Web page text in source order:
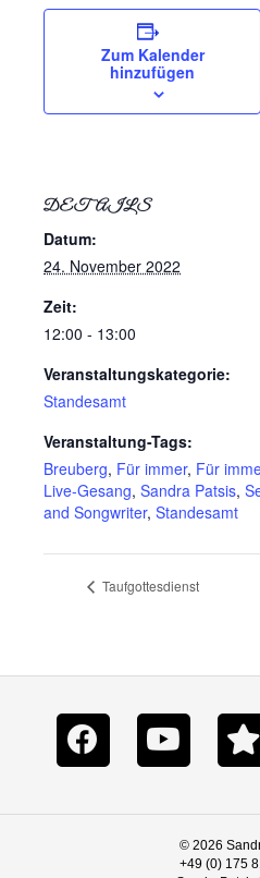
Zum Kalender
hinzufügen
DETAILS
Datum:
24. November 2022
Zeit:
12:00 - 13:00
Veranstaltungskategorie:
Standesamt
Veranstaltung-Tags:
Breuberg, Für immer, Für
Live-Gesang, Sandra Patsis,
and Songwriter, Standesamt
Taufgottesdienst
© 2026
+49 (0) 175